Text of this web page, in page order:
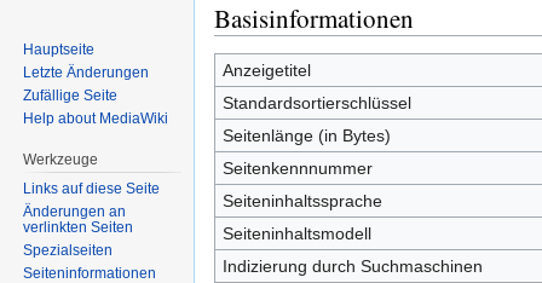
Zur
Navigation
springen
Zur
Suche
springen
Basisinformationen
Anzeigetitel
Standardsortierschlüssel
Seitenlänge (in Bytes)
Seitenkennnummer
Seiteninhaltssprache
Seiteninhaltsmodell
Indizierung durch Suchmaschinen
Hauptseite
Letzte Änderungen
Zufällige Seite
Help about MediaWiki
Werkzeuge
Links auf diese Seite
Änderungen an
verlinkten Seiten
Spezialseiten
Seiten­informationen